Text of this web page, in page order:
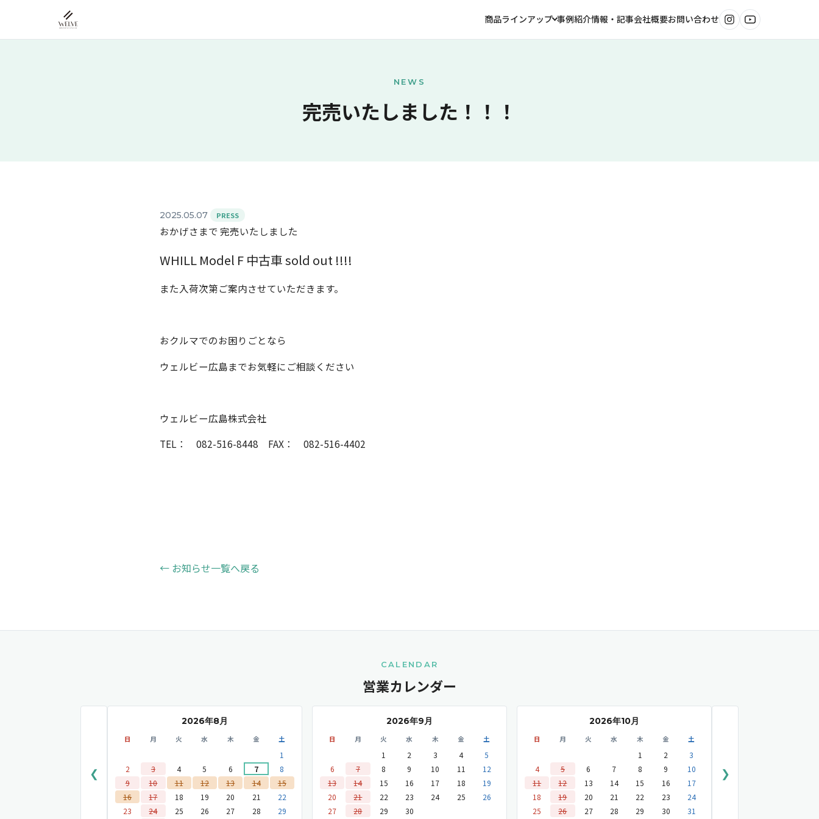
商品ラインアップ 事例紹介情報・記事会社概要お問い合わせ
NEWS
完売いたしました！！！
2025.05.07 PRESS
おかげさまで 完売いたしました
WHILL Model F 中古車 sold out !!!!
また入荷次第ご案内させていただきます。
おクルマでのお困りごとなら
ウェルビー広島までお気軽にご相談ください
ウェルビー広島株式会社
TEL： 082-516-8448 FAX： 082-516-4402
← お知らせ一覧へ戻る
CALENDAR
営業カレンダー
❮
2026年8月
日 月 火 水 木 金 土
1
2
3 4 5 6 7
8
9
10 11 12 13 14
15
16
17 18 19 20 21
22
23
24 25 26 27 28 29
2026年9月
日 月 火 水 木 金 土
1 2 3 4
5
6
7 8 9 10 11
12
13
14 15 16 17 18
19
20
21 22 23 24 25
26
27
28 29 30
2026年10月
日 月 火 水 木 金 土
1 2
3
4
5 6 7 8 9
10
11
12 13 14 15 16
17
18
19 20 21 22 23
24
25
26 27 28 29 30 31
❯